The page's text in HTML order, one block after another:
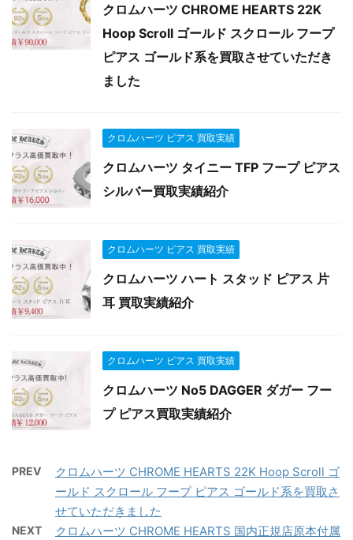
クロムハーツ CHROME HEARTS 22K
Hoop Scroll ゴールド スクロール フープ
ピアス ゴールド系を買取させていただき
ました
クロムハーツ ピアス 買取実績
クロムハーツ タイニー TFP フープ ピアス
シルバー買取実績紹介
クロムハーツ ピアス 買取実績
クロムハーツ ハート スタッド ピアス 片
耳 買取実績紹介
クロムハーツ ピアス 買取実績
クロムハーツ No5 DAGGER ダガー フー
プ ピアス買取実績紹介
PREV
クロムハーツ CHROME HEARTS 22K Hoop Scroll ゴ
ールド スクロール フープ ピアス ゴールド系を買取さ
せていただきました
NEXT
クロムハーツ CHROME HEARTS 国内正規店原本付属